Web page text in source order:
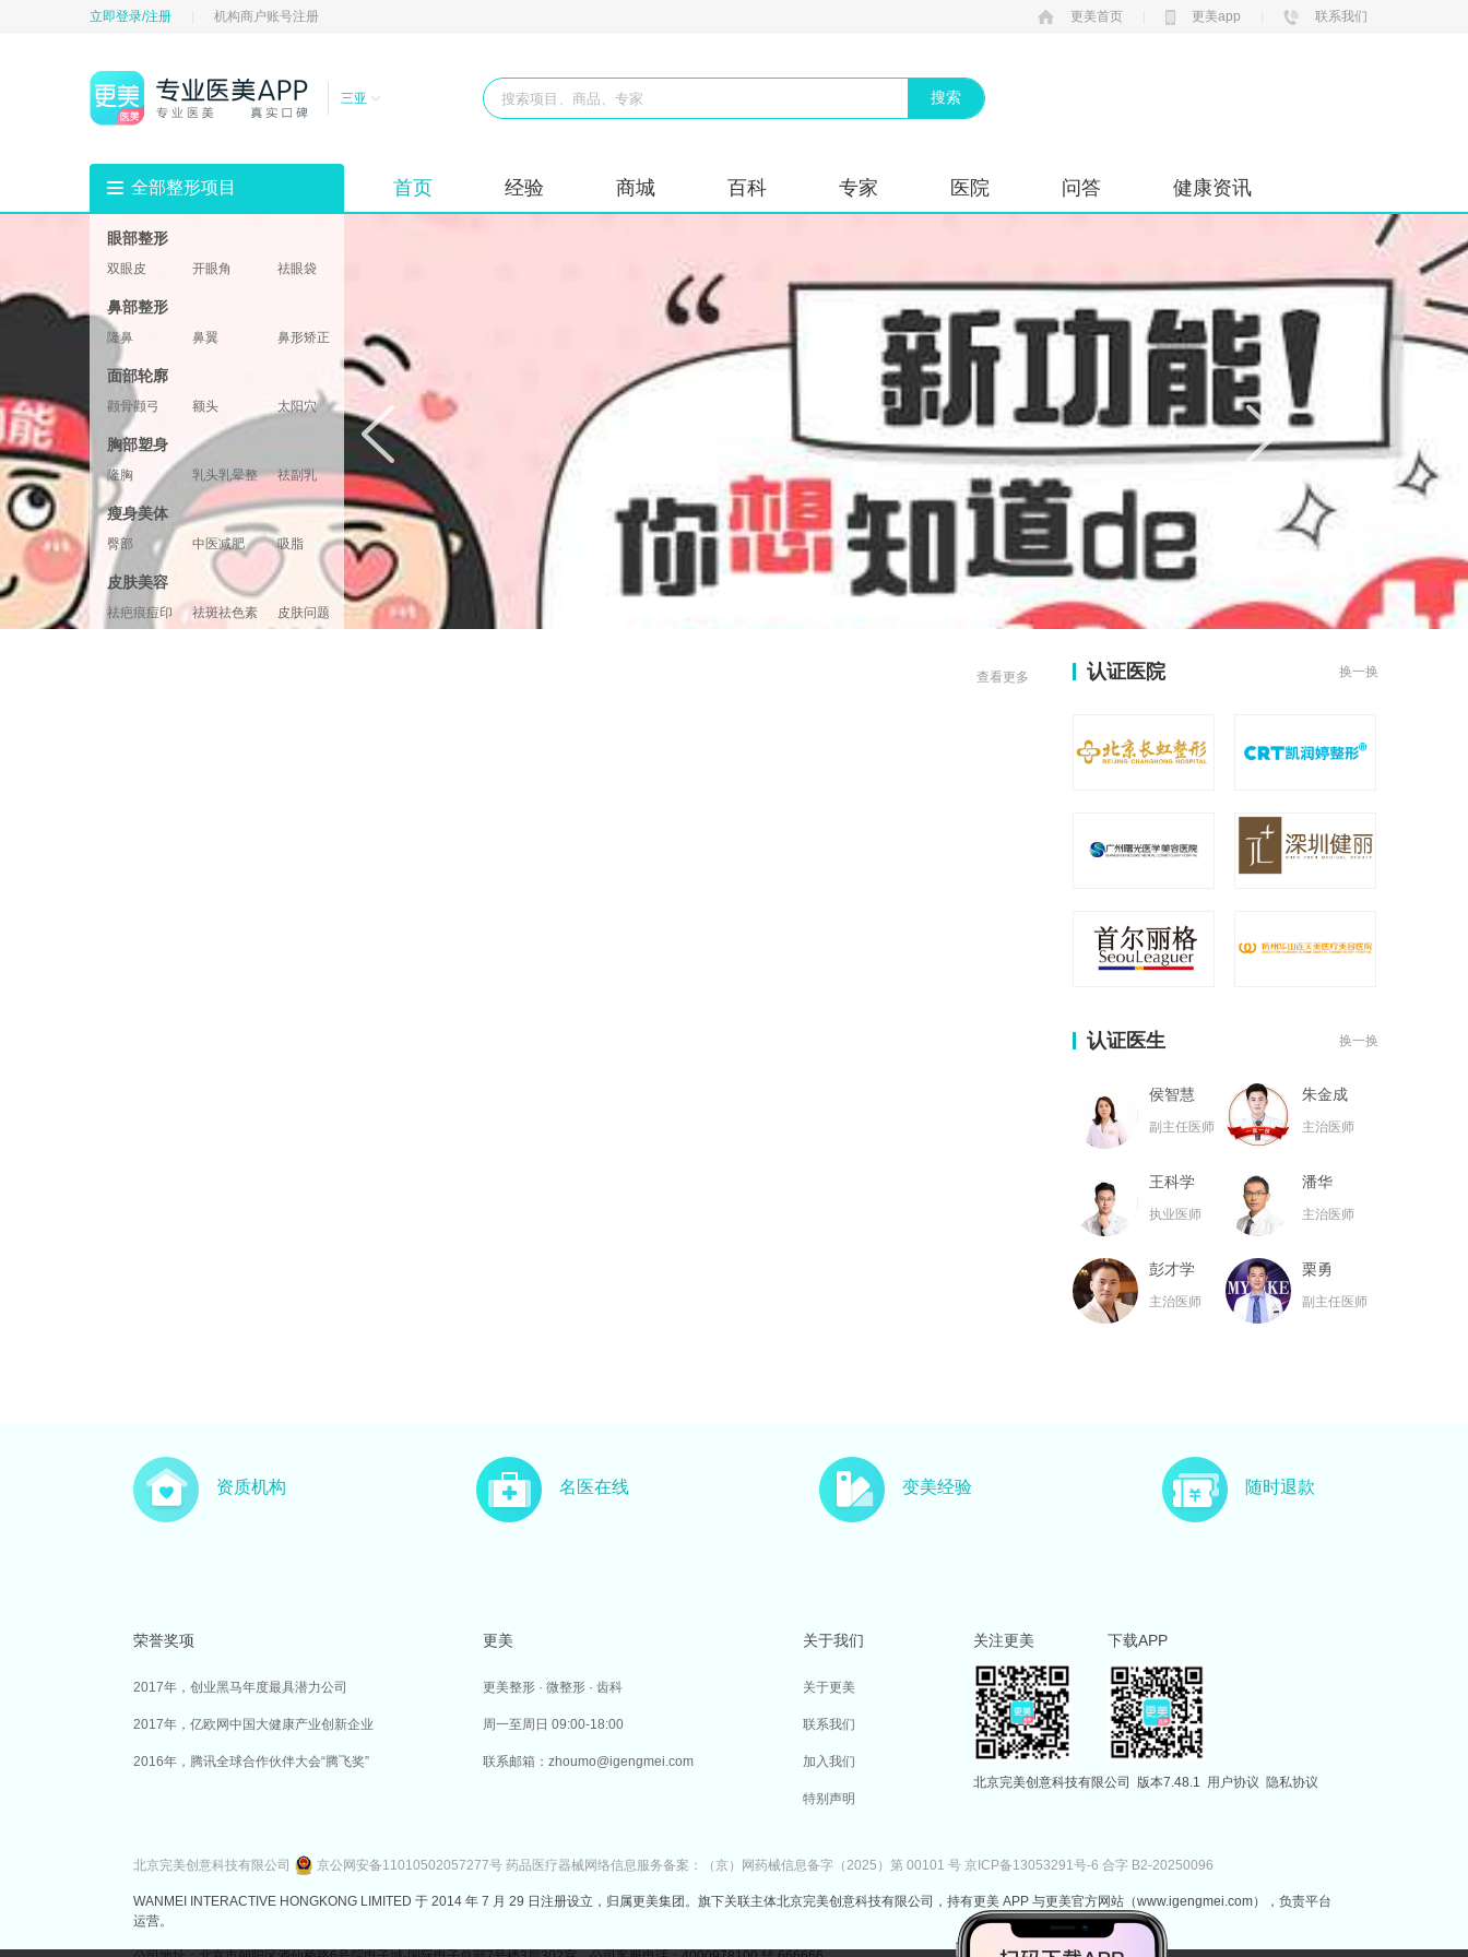
立即登录/注册 机构商户账号注册 更美首页 更美app 联系我们
三亚
全部整形项目 首页 经验 商城 百科 专家 医院 问答 健康资讯
眼部整形
双眼皮 开眼角
祛眼袋
垫眉弓
鼻部整形
隆鼻 鼻翼
鼻形矫正
鼻部修复
鼻小柱
面部轮廓
颧骨颧弓 额头
太阳穴
酒窝
下颌角
两颚
胸部塑身
隆胸 乳头乳晕整形 祛副乳
胸形美化
胸部修复 胸部套餐
瘦身美体
臀部 中医减肥
吸脂
腿部塑形
超声溶脂
射频溶脂
冷冻溶脂
光纤溶脂
皮肤美容
祛疤痕痘印 祛斑祛色素
皮肤问题
查看更多
认证医院 换一换
认证医生 换一换
侯智慧
副主任医师
朱金成
主治医师
王科学
执业医师
潘华
主治医师
彭才学
主治医师
栗勇
副主任医师
主治医师 副主任医师
资质机构 名医在线 变美经验 随时退款
荣誉奖项
2017年，创业黑马年度最具潜力公司
2017年，亿欧网中国大健康产业创新企业
2016年，腾讯全球合作伙伴大会“腾飞奖”
更美
更美整形 · 微整形 · 齿科
周一至周日 09:00-18:00
联系邮箱：zhoumo@igengmei.com
关于我们
关于更美
联系我们
加入我们
特别声明
关注更美 下载APP
北京完美创意科技有限公司 版本7.48.1 用户协议 隐私协议
北京完美创意科技有限公司 京公网安备11010502057277号 药品医疗器械网络信息服务备案：（京）网药械信息备字（2025）第 00101 号 京ICP备13053291号-6 合字 B2-20250096
WANMEI INTERACTIVE HONGKONG LIMITED 于 2014 年 7 月 29 日注册设立，归属更美集团。旗下关联主体北京完美创意科技有限公司，持有更美 APP 与更美官方网站（www.igengmei.com），负责平台
运营。